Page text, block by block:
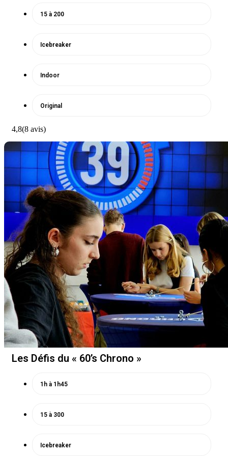
15 à 200
Icebreaker
Indoor
Original
4,8(8 avis)
Les Défis du « 60’s Chrono »
1h à 1h45
15 à 300
Icebreaker